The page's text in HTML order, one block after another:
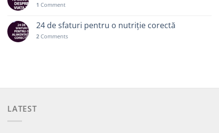
1 Comment
24 de sfaturi pentru o nutriție corectă
2 Comments
LATEST